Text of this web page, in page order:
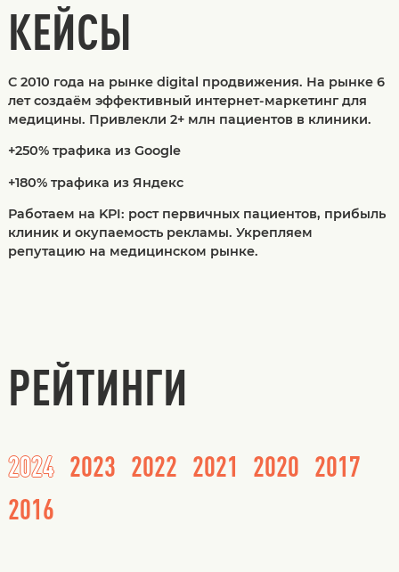
КЕЙСЫ
С 2010 года на рынке digital продвижения. На рынке 6
лет создаём эффективный интернет-маркетинг для
медицины. Привлекли 2+ млн пациентов в клиники.
+250% трафика из Google
+180% трафика из Яндекс
Работаем на KPI: рост первичных пациентов, прибыль
клиник и окупаемость рекламы. Укрепляем
репутацию на медицинском рынке.
РЕЙТИНГИ
2024 2023 2022 2021 2020 2017
2016